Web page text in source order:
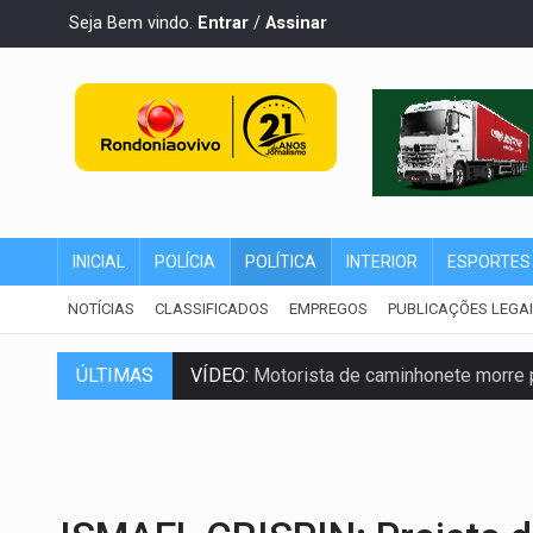
Seja Bem vindo. Entrar / Assinar
INICIAL POLÍCIA POLÍTICA INTERIOR ESPORTES
NOTÍCIAS CLASSIFICADOS EMPREGOS PUBLICAÇÕES
ÚLTIMAS
VÍDEO:Motorista de caminhonete morre
LAZER: Seis lugares gratuitos para